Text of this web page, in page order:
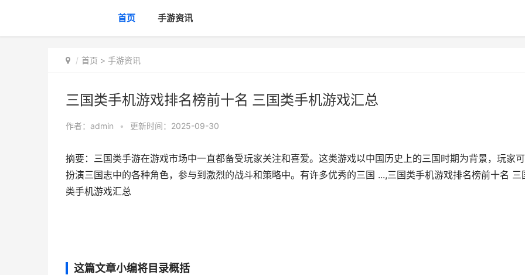
首页 手游资讯
首页 > 手游资讯
三国类手机游戏排名榜前十名 三国类手机游戏汇总
作者： admin • 更新时间：2025-09-30
摘要：三国类手游在游戏市场中一直都备受玩家关注和喜爱。这类游戏以中国历史上的三国时期为背景，玩家
扮演三国志中的各种角色，参与到激烈的战斗和策略中。有许多优秀的三国 ...,三国类手机游戏排名榜前十名 三
类手机游戏汇总
这篇文章小编将目录概括